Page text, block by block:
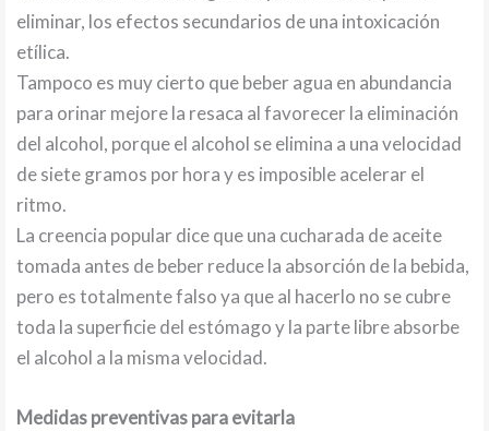
eliminar, los efectos secundarios de una intoxicación
etílica.
Tampoco es muy cierto que beber agua en abundancia
para orinar mejore la resaca al favorecer la eliminación
del alcohol, porque el alcohol se elimina a una velocidad
de siete gramos por hora y es imposible acelerar el
ritmo.
La creencia popular dice que una cucharada de aceite
tomada antes de beber reduce la absorción de la bebida,
pero es totalmente falso ya que al hacerlo no se cubre
toda la superficie del estómago y la parte libre absorbe
el alcohol a la misma velocidad.
Medidas preventivas para evitarla